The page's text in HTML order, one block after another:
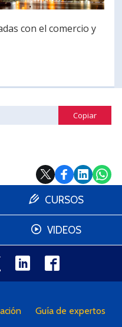
Académicos
con el comercio y
CURSOS
VIDEOS
Guía de expertos